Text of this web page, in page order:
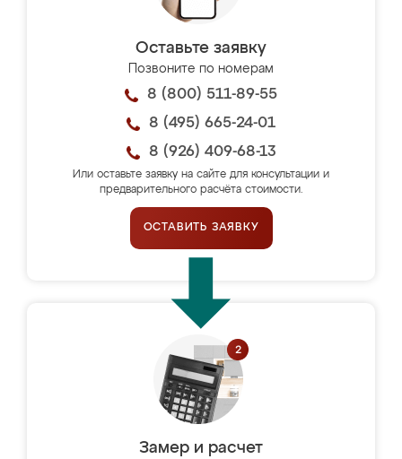
Оставьте заявку
Позвоните по номерам
8 (800) 511-89-55
8 (495) 665-24-01
8 (926) 409-68-13
Или оставьте заявку на сайте для консультации и
предварительного расчёта стоимости.
ОСТАВИТЬ ЗАЯВКУ
Замер и расчет